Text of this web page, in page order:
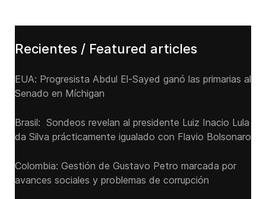
Recientes / Featured articles
EUA: Progresista Abdul El-Sayed ganó las primarias al
Senado ‌en Míchigan
Brasil: Sondeos revelan al presidente Luiz Inacio Lula
da Silva prácticamente igualado con Flavio Bolsonaro
Colombia: Gestión de Gustavo Petro marcada por
avances sociales y problemas de corrupción